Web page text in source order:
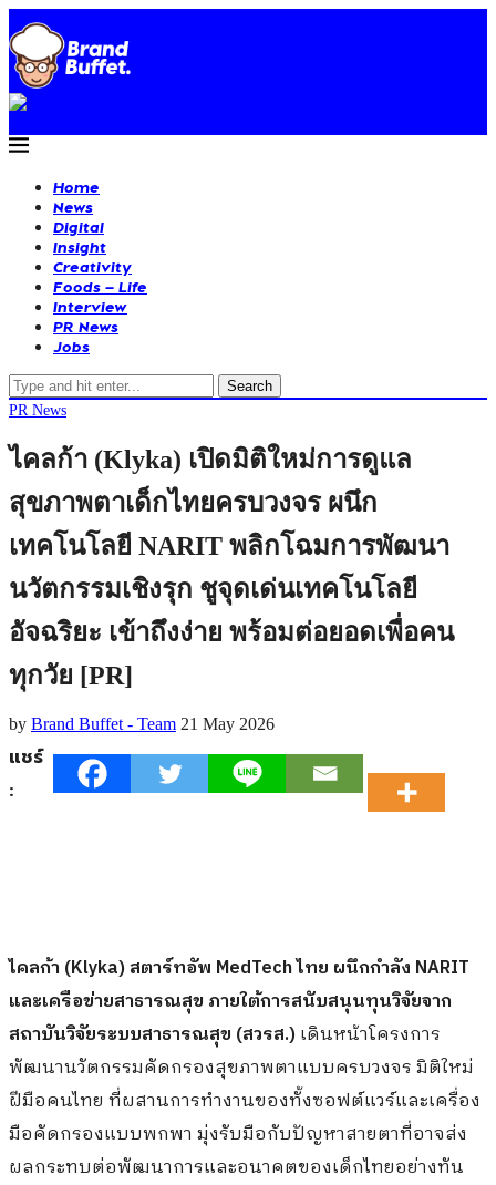
Home
News
Digital
Insight
Creativity
Foods – Life
Interview
PR News
Jobs
Search
PR News
ไคลก้า (Klyka) เปิดมิติใหม่การดูแล
สุขภาพตาเด็กไทยครบวงจร ผนึก
เทคโนโลยี NARIT พลิกโฉมการพัฒนา
นวัตกรรมเชิงรุก ชูจุดเด่นเทคโนโลยี
อัจฉริยะ เข้าถึงง่าย พร้อมต่อยอดเพื่อคน
ทุกวัย [PR]
by Brand Buffet - Team 21 May 2026
แชร์
:
ไคลก้า (Klyka)สตาร์ทอัพ MedTech ไทย ผนึกกำลัง NARIT
และเครือข่ายสาธารณสุข ภายใต้การสนับสนุนทุนวิจัยจาก
สถาบันวิจัยระบบสาธารณสุข (สวรส.)เดินหน้าโครงการ
พัฒนานวัตกรรมคัดกรองสุขภาพตาแบบครบวงจร มิติใหม่
ฝีมือคนไทย ที่ผสานการทำงานของทั้งซอฟต์แวร์และเครื่อง
มือคัดกรองแบบพกพา มุ่งรับมือกับปัญหาสายตาที่อาจส่ง
ผลกระทบต่อพัฒนาการและอนาคตของเด็กไทยอย่างทัน